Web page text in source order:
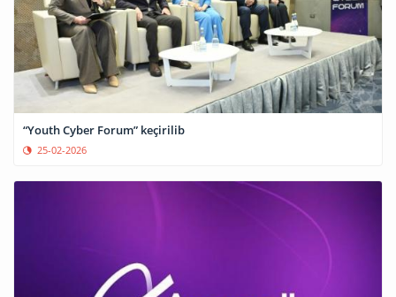
“Youth Cyber Forum” keçirilib
25-02-2026